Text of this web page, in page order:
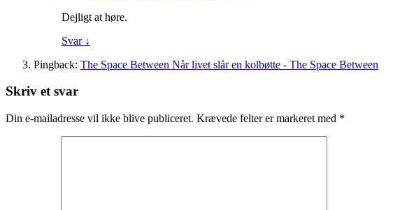
Dejligt at høre.
Svar ↓
Pingback: The Space Between Når livet slår en kolbøtte - The Space Between
Skriv et svar
Din e-mailadresse vil ikke blive publiceret. Krævede felter er markeret med *